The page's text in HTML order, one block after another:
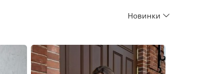
Новинки